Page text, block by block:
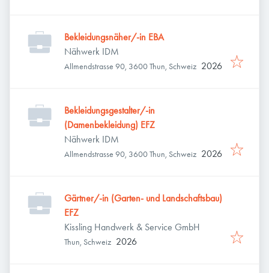
Bekleidungsnäher/-in EBA
Nähwerk IDM
Allmendstrasse 90, 3600 Thun, Schweiz 2026
Bekleidungsgestalter/-in
(Damenbekleidung) EFZ
Nähwerk IDM
Allmendstrasse 90, 3600 Thun, Schweiz 2026
Gärtner/-in (Garten- und Landschaftsbau)
EFZ
Kissling Handwerk & Service GmbH
Thun, Schweiz 2026